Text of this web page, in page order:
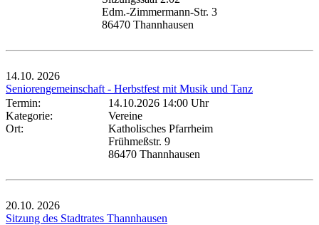
Edm.-Zimmermann-Str. 3
86470 Thannhausen
14.10. 2026
Seniorengemeinschaft - Herbstfest mit Musik und Tanz
Termin:
14.10.2026 14:00 Uhr
Kategorie:
Vereine
Ort:
Katholisches Pfarrheim
Frühmeßstr. 9
86470 Thannhausen
20.10. 2026
Sitzung des Stadtrates Thannhausen